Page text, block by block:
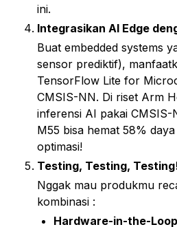
ini.
Integrasikan AI Edge
Buat embedded systems
sensor prediktif),
TensorFlow Lite for
CMSIS-NN. Di riset Arm
inferensi AI pakai
M55 bisa hemat 58%
optimasi!
Testing, Testing,
Nggak mau produkmu
kombinasi :
Hardware-in-the-